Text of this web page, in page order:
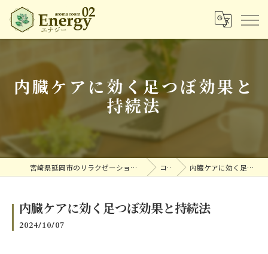
内臓ケアに効く足つぼ効果と
持続法
宮崎県延岡市のリラクゼーションならアロマルームエナジー コラム 内臓ケアに効く足つぼ効果と持続法
内臓ケアに効く足つぼ効果と持続法
2024/10/07